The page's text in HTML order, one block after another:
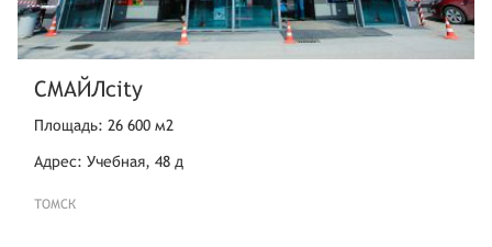
СМАЙЛcity
Площадь: 26 600 м2
Адрес: Учебная, 48 д
ТОМСК